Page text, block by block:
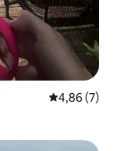
Évaluation
4,86 (7)